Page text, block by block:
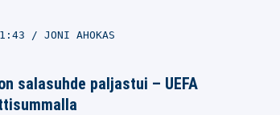
JONI AHOKAS
salasuhde paljastui – UEFA